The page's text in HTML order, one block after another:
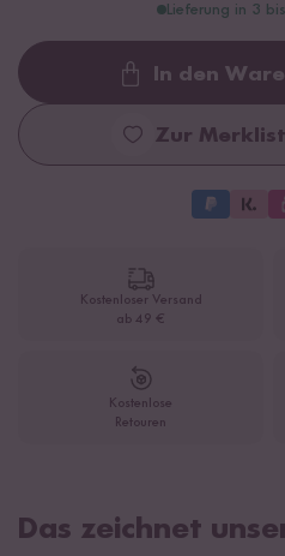
Lieferung in 3
In den
Zur
Kostenloser Versand
ab 49 €
Kostenlose
Retouren
Das zeichnet